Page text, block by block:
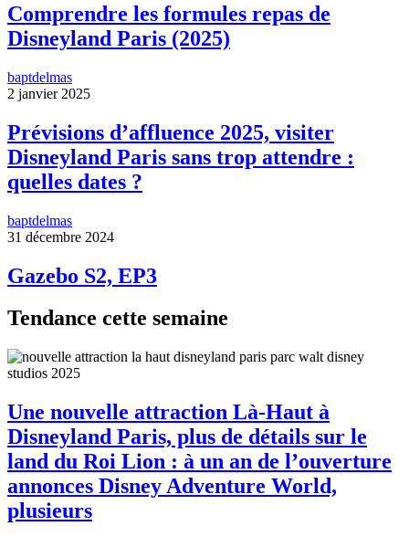
Comprendre les formules repas de
Disneyland Paris (2025)
baptdelmas
2 janvier 2025
Prévisions d’affluence 2025, visiter
Disneyland Paris sans trop attendre :
quelles dates ?
baptdelmas
31 décembre 2024
Gazebo S2, EP3
Tendance cette semaine
Une nouvelle attraction Là-Haut à
Disneyland Paris, plus de détails sur le
land du Roi Lion : à un an de l’ouverture
annonces Disney Adventure World,
plusieurs